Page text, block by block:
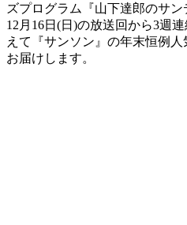
ズプログラム『山下達郎のサン
12月16日(日)の放送回から3週
えて『サンソン』の年末恒例
お届けします。